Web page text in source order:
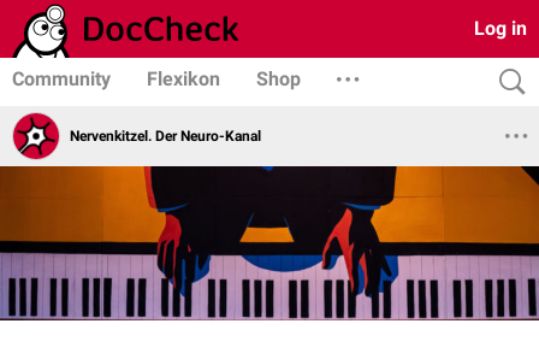
Log in
Community Flexikon Shop
Nervenkitzel. Der Neuro-Kanal